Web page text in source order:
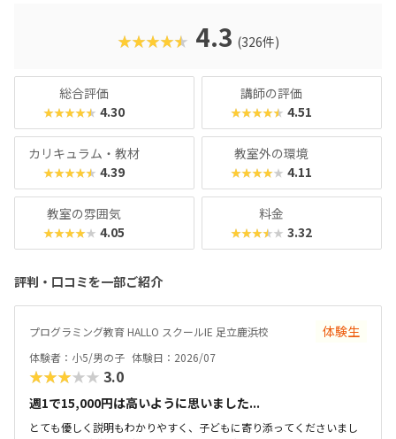
名。学習計画や講師とのマッチングに使われるそうで、「教
材はいいけど、先生との相性が……」なんてトラブルも極力
くの教室に足を運んでみてくださいね。
★★★★★ 4.3 (326件)
総合評価
★★★★★ 4.30
講師の評価
★★★★★ 4.51
カリキュラム・教材
★★★★★ 4.39
教室外の環境
★★★★★ 4.11
教室の雰囲気
★★★★★ 4.05
料金
★★★★★ 3.32
評判・口コミを一部ご紹介
プログラミング教育 HALLO スクールIE 足立鹿浜校 体験生
体験者：小5/男の子 体験日：2026/07
★★★★★ 3.0
週1で15,000円は高いように思いました...
とても優しく説明もわかりやすく、子どもに寄り添ってくださいまし